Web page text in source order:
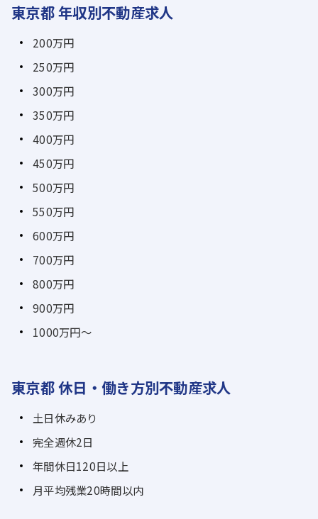
東京都 年収別不動産求人
200万円
250万円
300万円
350万円
400万円
450万円
500万円
550万円
600万円
700万円
800万円
900万円
1000万円～
東京都 休日・働き方別不動産求人
土日休みあり
完全週休2日
年間休日120日以上
月平均残業20時間以内